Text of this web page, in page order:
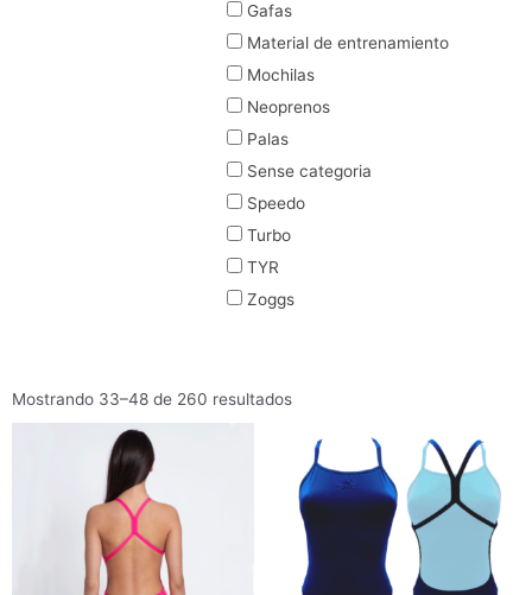
Gafas
Material de entrenamiento
Mochilas
Neoprenos
Palas
Sense categoria
Speedo
Turbo
TYR
Zoggs
Mostrando 33–48 de 260 resultados